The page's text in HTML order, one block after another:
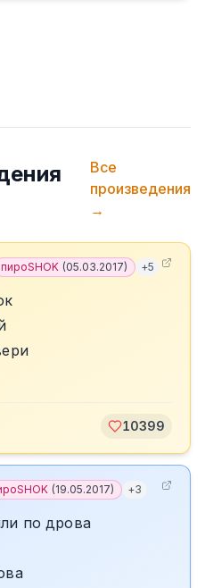
Все
произведения
→
пироSHOK (05.03.2017) +5
10399
(19.05.2017) +3
по дрова